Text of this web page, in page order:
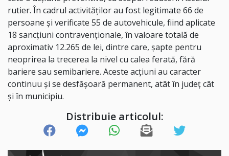
rutier. În cadrul activităților au fost legitimate 66 de
persoane și verificate 55 de autovehicule, fiind aplicate
18 sancțiuni contravenționale, în valoare totală de
aproximativ 12.265 de lei, dintre care, șapte pentru
neoprirea la trecerea la nivel cu calea ferată, fără
bariere sau semibariere. Aceste acțiuni au caracter
continuu și se desfășoară permanent, atât în județ cât
și în municipiu.
Distribuie articolul: